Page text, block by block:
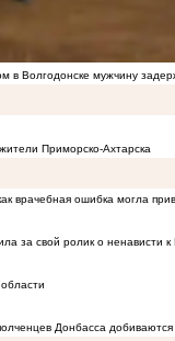
в Волгодонске мужчину
Приморско-Ахтарска
врачебная ошибка могла
за свой ролик о ненависти
Донбасса добиваются